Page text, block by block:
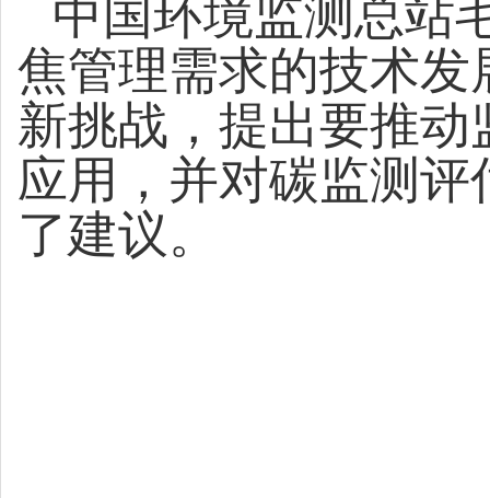
中国环境监测总站
焦管理需求的技术
新挑战，提出要推
应用，并对碳监测
了建议。